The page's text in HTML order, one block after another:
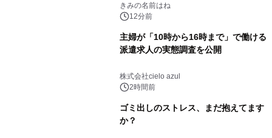
きみの名前はね
12分前
主婦が「10時から16時まで」で働ける
派遣求人の実態調査を公開
株式会社cielo azul
2時間前
ゴミ出しのストレス、まだ抱えてます
か？